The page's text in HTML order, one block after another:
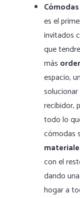
es el
invitados
que
más
espacio,
recibidor,
todo lo
cómodas
con el
dando
hogar a